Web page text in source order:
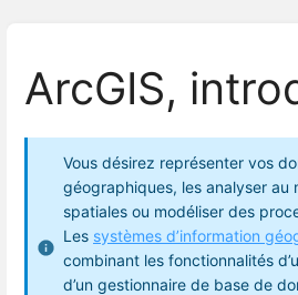
ArcGIS,
Vous désirez représenter vos
géographiques, les analyser au
spatiales ou modéliser des
Les systèmes d’information
combinant les fonctionnalités
d’un gestionnaire de base de